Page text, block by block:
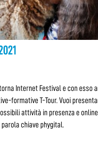
Internet Festival e con esso
formative T-Tour. Vuoi
attività in presenza e
chiave phygital.